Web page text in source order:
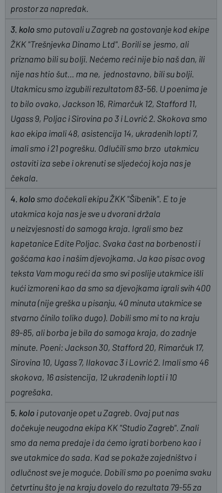
prostor za napredak.
3. kolo smo putovali u Zagreb na gostovanje kod ekipe
ŽKK "Trešnjevka Dinamo Ltd". Borili se jesmo, ali
priznamo bili su bolji. Nećemo reći nije bio naš dan, ili
nije nas htio šut… ma ne, jednostavno, bili su bolji.
Utakmicu smo izgubili rezultatom 83-56. U poenima je
to bilo ovako, Jackson 16, Rimarčuk 12, Stafford 11,
Ugass 9, Poljac i Sirovina po 3 i Lovrić 2. Skokova smo
kao ekipa imali 48, asistencija 14, ukradenih lopti 7,
imali smo i 21 pogrešku. Odlučili smo brzo utakmicu
ostaviti iza sebe i okrenuti se sljedećoj koja nas je
čekala.
4. kolo smo dočekali ekipu ŽKK "Šibenik". E to je
utakmica koja nas je sve u dvorani držala
u neizvjesnosti do samoga kraja. Igrali smo bez
kapetanice Edite Poljac. Svaka čast na borbenosti i
gošćama kao i našim djevojkama. Ja kao pisac ovog
teksta Vam mogu reći da smo svi poslije utakmice išli
kući izmoreni kao da smo sa djevojkama igrali svih 400
minuta (nije greška u pisanju, 40 minuta utakmice se
stvarno činilo toliko dugo). Dobili smo mi to na kraju
89-85, ali borba je bila do samoga kraja, do zadnje
minute. Poeni: Jackson 30, Stafford 20, Rimarčuk 17,
Sirovina 10, Ugass 7, Ilakovac 3 i Lovrić 2. Imali smo 46
skokova, 16 asistencija, 12 ukradenih lopti i 10
pogrešaka.
5. kolo i putovanje opet u Zagreb. Ovaj put nas
dočekuje neugodna ekipa KK "Studio Zagreb". Znali
smo da nema predaje i da ćemo igrati borbeno kao i
sve utakmice do sada. Kad se pokaže zajedništvo i
odlučnost sve je moguće. Dobili smo po poenima svaku
četvrtinu što je na kraju dovelo do rezultata 79-55 za